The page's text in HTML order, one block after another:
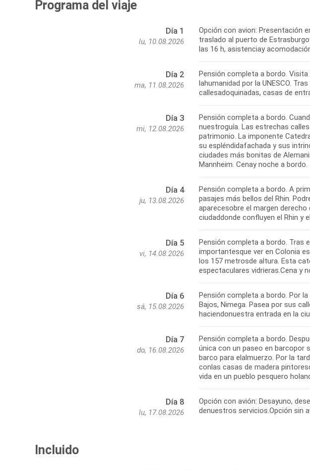
Programa del viaje
Día 1
lu, 10.08.2026
Opción con avion: Presentación
traslado al puerto de
las 16 h, asistenciay
Día 2
ma, 11.08.2026
Pensión completa a bordo.
lahumanidad por la UNESCO.
callesadoquinadas, casas de
Día 3
mi, 12.08.2026
Pensión completa a bordo.
nuestroguía. Las estrechas
patrimonio. La imponente
su espléndidafachada y sus
ciudades más bonitas de
Mannheim. Cenay noche a bordo.
Día 4
ju, 13.08.2026
Pensión completa a bordo. A
pasajes más bellos del Rhin.
aparecesobre el margen derecho
ciudaddonde confluyen el Rhin y
Día 5
vi, 14.08.2026
Pensión completa a bordo. Tras
importantesque ver en Colonia
los 157 metrosde altura. Esta
espectaculares vidrieras.Cena y
Día 6
sá, 15.08.2026
Pensión completa a bordo. Por
Bajos, Nimega. Pasea por sus
haciendonuestra entrada en la
Día 7
do, 16.08.2026
Pensión completa a bordo.
única con un paseo en barcopor
barco para elalmuerzo. Por la
conlas casas de madera
vida en un pueblo pesquero
Día 8
lu, 17.08.2026
Opción con avión: Desayuno,
denuestros servicios.Opción sin
Incluido